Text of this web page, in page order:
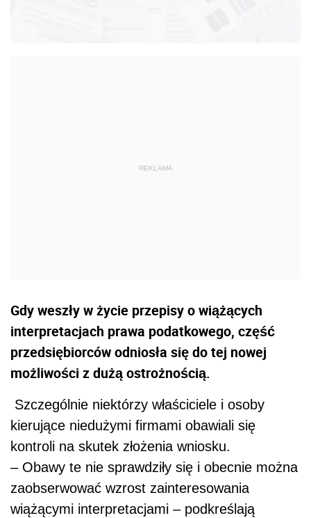
Gdy weszły w życie przepisy o wiążących
interpretacjach prawa podatkowego, część
przedsiębiorców odniosła się do tej nowej
możliwości z dużą ostrożnością.
Szczególnie niektórzy właściciele i osoby
kierujące niedużymi firmami obawiali się
kontroli na skutek złożenia wniosku.
– Obawy te nie sprawdziły się i obecnie można
zaobserwować wzrost zainteresowania
wiążącymi interpretacjami – podkreślają